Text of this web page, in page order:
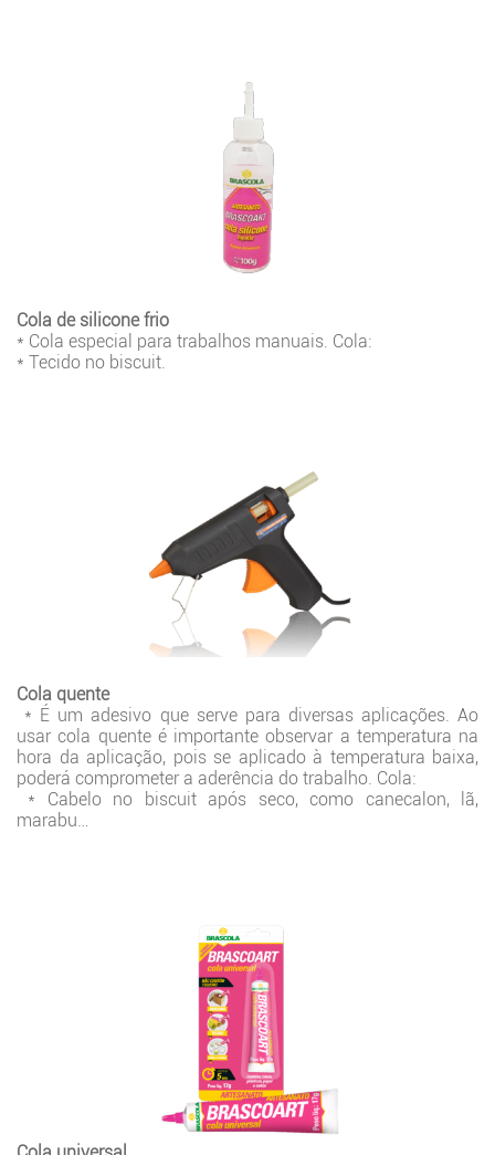
Cola de silicone frio
* Cola especial para trabalhos manuais. Cola:
* Tecido no biscuit.
Cola quente
* É um adesivo que serve para diversas aplicações. Ao
usar cola quente é importante observar a temperatura na
hora da aplicação, pois se aplicado à temperatura baixa,
poderá comprometer a aderência do trabalho. Cola:
* Cabelo no biscuit após seco, como canecalon, lã,
marabu…